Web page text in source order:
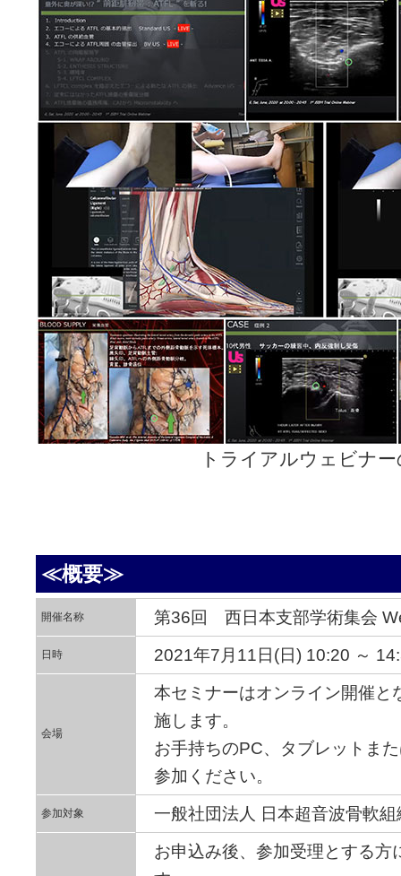
トライアルウェビナ
≪概要≫
開催名称 第36回 西日本支部学術集会
日時 2021年7月11日(日) 10:20 ～
会場
本セミナーはオンライン開催と
施します。
お手持ちのPC、タブレットま
参加ください。
参加対象
一般社団法人 日本超音波骨軟
お申込み後、参加受理とする方